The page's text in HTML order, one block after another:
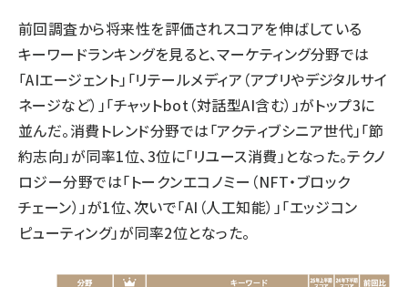
前回調査から将来性を評価されスコアを伸ばしている
キーワードランキングを見ると、マーケティング分野では
「AIエージェント」「リテールメディア（アプリやデジタルサイ
ネージなど）」「チャットbot（対話型AI含む）」がトップ3に
並んだ。消費トレンド分野では「アクティブシニア世代」「節
約志向」が同率1位、3位に「リユース消費」となった。テクノ
ロジー分野では「トークンエコノミー（NFT・ブロック
チェーン）」が1位、次いで「AI（人工知能）」「エッジコン
ピューティング」が同率2位となった。